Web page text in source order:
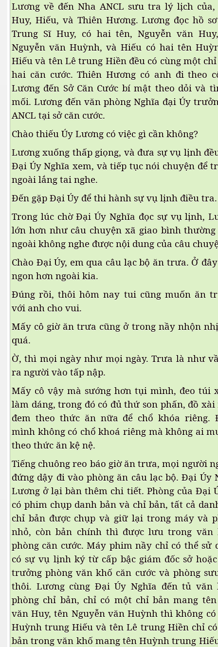
Lương về đến Nha ANCL sưu tra lý lịch
Huy, Hiếu, và Thiên Hương. Lương đọc hồ
Trung Sĩ Huy, có hai tên, Nguyễn văn
Nguyễn văn Huỳnh, và Hiếu có hai tên
Hiếu và tên Lê trung Hiền đều có cùng một
hai căn cước. Thiên Hương có anh đi theo
Lương đến Sở Căn Cước bí mật theo dỏi và
mối. Lương đến văn phòng Nghĩa đại Úy
ANCL tại sở căn cước.
Chào thiếu Úy Lương có việc gì cần không?
Lương xuống thấp giọng, và đưa sự vụ lịnh
Đại Úy Nghĩa xem, và tiếp tục nói chuyện để
ngoài lắng tai nghe.
Đến gặp Đại Úy để thi hành sự vụ lịnh điều tra.
Trong lúc chờ Đại Úy Nghĩa đọc sự vụ lịnh,
lớn hơn như câu chuyện xã giao bình thường
ngoài không nghe được nội dung của câu
Chào Đại Úy, em qua câu lạc bộ ăn trưa. Ở
ngon hơn ngoài kia.
Đúng rồi, thôi hôm nay tui cũng muốn ăn
với anh cho vui.
Mấy cô giờ ăn trưa cũng ở trong nầy nhộn
quá.
Ờ, thì mọi ngày như mọi ngày. Trưa là như
ra người vào tấp nập.
Mấy cô vậy mà sướng hơn tụi mình, đeo túi
làm dáng, trong đó có đủ thứ son phấn, đồ
đem theo thức ăn nữa để chổ khóa riêng.
mình không có chổ khoá riêng mà không ai
theo thức ăn kệ nệ.
Tiếng chuông reo báo giờ ăn trưa, mọi người
đứng dậy đi vào phòng ăn câu lạc bộ. Đại Úy
Lương ở lại bàn thêm chi tiết. Phòng của Đại
có phim chụp danh bản và chỉ bản, tất cả
chỉ bản được chụp và giữ lại trong máy và
nhỏ, còn bản chính thì được lưu trong văn
phòng căn cước. Máy phim nầy chỉ có thể sử
có sự vụ lịnh ký từ cấp bậc giám đốc sở
trưởng phòng văn khố căn cước và phòng
thôi. Lương cùng Đại Úy Nghĩa đến tủ văn
phòng chỉ bản, chỉ có một chỉ bản mang tên
văn Huy, tên Nguyễn văn Huỳnh thì không
Huỳnh trung Hiếu và tên Lê trung Hiền chỉ
bản trong văn khố mang tên Huỳnh trung
Nguyên. P 3